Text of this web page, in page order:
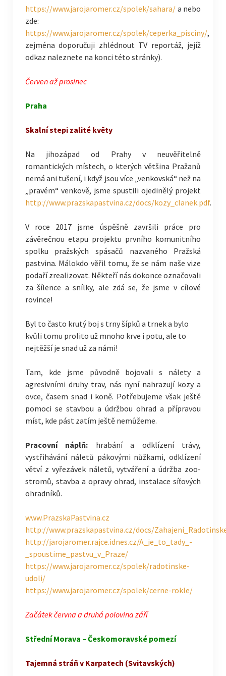
https://www.jarojaromer.cz/spolek/sahara/ a nebo
zde:
https://www.jarojaromer.cz/spolek/ceperka_pisciny/,
zejména doporučuji zhlédnout TV reportáž, jejíž
odkaz naleznete na konci této stránky).
Červen až prosinec
Praha
Skalní stepi zalité květy
Na jihozápad od Prahy v neuvěřitelně
romantických místech, o kterých většina Pražanů
nemá ani tušení, i když jsou více „venkovská“ než na
„pravém“ venkově, jsme spustili ojedinělý projekt
http://www.prazskapastvina.cz/docs/kozy_clanek.pdf.
V roce 2017 jsme úspěšně završili práce pro
závěrečnou etapu projektu prvního komunitního
spolku pražských spásačů nazvaného Pražská
pastvina. Málokdo věřil tomu, že se nám naše vize
podaří zrealizovat. Někteří nás dokonce označovali
za šílence a snílky, ale zdá se, že jsme v cílové
rovince!
Byl to často krutý boj s trny šípků a trnek a bylo
kvůli tomu prolito už mnoho krve i potu, ale to
nejtěžší je snad už za námi!
Tam, kde jsme původně bojovali s nálety a
agresivními druhy trav, nás nyní nahrazují kozy a
ovce, časem snad i koně. Potřebujeme však ještě
pomoci se stavbou a údržbou ohrad a přípravou
míst, kde pást zatím ještě nemůžeme.
Pracovní náplň: hrabání a odklízení trávy,
vystřihávání náletů pákovými nůžkami, odklízení
větví z vyřezávek náletů, vytváření a údržba zoo-
stromů, stavba a opravy ohrad, instalace síťových
ohradníků.
www.PrazskaPastvina.cz
http://www.prazskapastvina.cz/docs/
http://jarojaromer.rajce.idnes.cz/A_je_to_tady_-
_spoustime_pastvu_v_Praze/
https://www.jarojaromer.cz/spolek/radotinske-
udoli/
https://www.jarojaromer.cz/spolek/cerne-rokle/
Začátek června a druhá polovina září
Střední Morava – Českomoravské pomezí
Tajemná stráň v Karpatech (Svitavských)